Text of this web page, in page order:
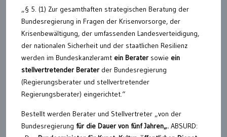
„§ 5. (1) Zur gesamthaften strategischen Beratung der
Bundesregierung in Fragen der Krisenvorsorge, der
Krisenbewältigung, der umfassenden Landesverteidigung,
der nationalen Sicherheit und der staatlichen Resilienz
werden im Bundeskanzleramt ein Berater sowie ein
stellvertretender Berater der Bundesregierung
(Regierungsberater und stellvertretender
Regierungsberater) eingerichtet.“
Bestellt werden Berater und Stellvertreter „von der
Bundesregierung für die Dauer von fünf Jahren„. ABSURD: